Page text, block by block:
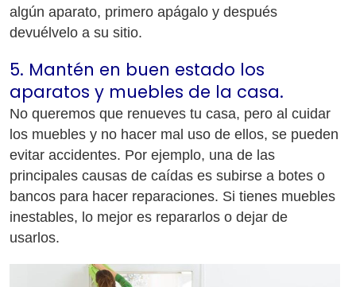
algún aparato, primero apágalo y después
devuélvelo a su sitio.
5. Mantén en buen estado los
aparatos y muebles de la casa.
No queremos que renueves tu casa, pero al cuidar
los muebles y no hacer mal uso de ellos, se pueden
evitar accidentes. Por ejemplo, una de las
principales causas de caídas es subirse a botes o
bancos para hacer reparaciones. Si tienes muebles
inestables, lo mejor es repararlos o dejar de
usarlos.